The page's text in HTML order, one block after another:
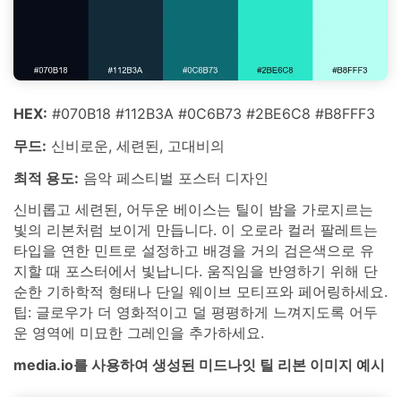
HEX: #070B18 #112B3A #0C6B73 #2BE6C8 #B8FFF3
무드: 신비로운, 세련된, 고대비의
최적 용도: 음악 페스티벌 포스터 디자인
신비롭고 세련된, 어두운 베이스는 틸이 밤을 가로지르는
빛의 리본처럼 보이게 만듭니다. 이 오로라 컬러 팔레트는
타입을 연한 민트로 설정하고 배경을 거의 검은색으로 유
지할 때 포스터에서 빛납니다. 움직임을 반영하기 위해 단
순한 기하학적 형태나 단일 웨이브 모티프와 페어링하세요.
팁: 글로우가 더 영화적이고 덜 평평하게 느껴지도록 어두
운 영역에 미묘한 그레인을 추가하세요.
media.io를 사용하여 생성된 미드나잇 틸 리본 이미지 예시